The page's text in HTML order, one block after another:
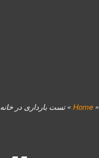
Home»
»تست بارداری در خانه